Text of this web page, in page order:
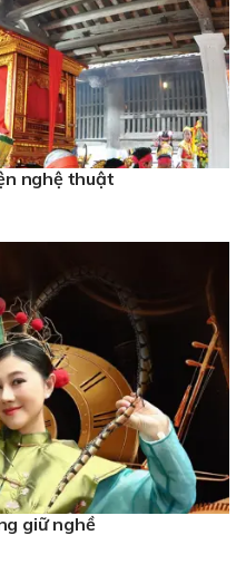
nghệ thuật
giữ nghề